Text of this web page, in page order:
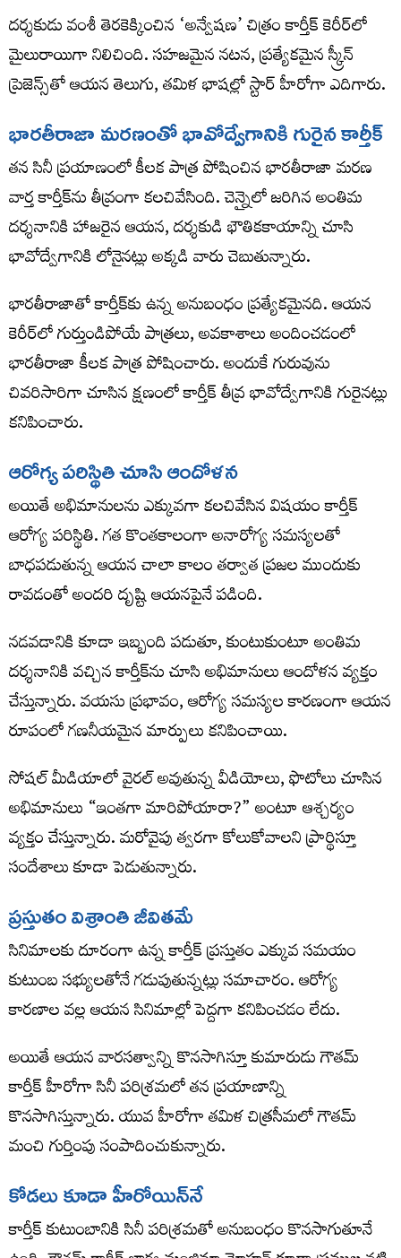
దర్శకుడు వంశీ తెరకెక్కించిన ‘అన్వేషణ’ చిత్రం కార్తీక్ కెరీర్‌లో
మైలురాయిగా నిలిచింది. సహజమైన నటన, ప్రత్యేకమైన స్క్రీన్
ప్రెజెన్స్‌తో ఆయన తెలుగు, తమిళ భాషల్లో స్టార్ హీరోగా ఎదిగారు.
భారతీరాజా మరణంతో భావోద్వేగానికి గురైన కార్తీక్
తన సినీ ప్రయాణంలో కీలక పాత్ర పోషించిన భారతీరాజా మరణ
వార్త కార్తీక్‌ను తీవ్రంగా కలచివేసింది. చెన్నైలో జరిగిన అంతిమ
దర్శనానికి హాజరైన ఆయన, దర్శకుడి భౌతికకాయాన్ని చూసి
భావోద్వేగానికి లోనైనట్లు అక్కడి వారు చెబుతున్నారు.
భారతీరాజాతో కార్తీక్‌కు ఉన్న అనుబంధం ప్రత్యేకమైనది. ఆయన
కెరీర్‌లో గుర్తుండిపోయే పాత్రలు, అవకాశాలు అందించడంలో
భారతీరాజా కీలక పాత్ర పోషించారు. అందుకే గురువును
చివరిసారిగా చూసిన క్షణంలో కార్తీక్ తీవ్ర భావోద్వేగానికి గురైనట్లు
కనిపించారు.
ఆరోగ్య పరిస్థితి చూసి ఆందోళన
అయితే అభిమానులను ఎక్కువగా కలచివేసిన విషయం కార్తీక్
ఆరోగ్య పరిస్థితి. గత కొంతకాలంగా అనారోగ్య సమస్యలతో
బాధపడుతున్న ఆయన చాలా కాలం తర్వాత ప్రజల ముందుకు
రావడంతో అందరి దృష్టి ఆయనపైనే పడింది.
నడవడానికి కూడా ఇబ్బంది పడుతూ, కుంటుకుంటూ అంతిమ
దర్శనానికి వచ్చిన కార్తీక్‌ను చూసి అభిమానులు ఆందోళన వ్యక్తం
చేస్తున్నారు. వయసు ప్రభావం, ఆరోగ్య సమస్యల కారణంగా ఆయన
రూపంలో గణనీయమైన మార్పులు కనిపించాయి.
సోషల్ మీడియాలో వైరల్ అవుతున్న వీడియోలు, ఫొటోలు చూసిన
అభిమానులు “ఇంతగా మారిపోయారా?” అంటూ ఆశ్చర్యం
వ్యక్తం చేస్తున్నారు. మరోవైపు త్వరగా కోలుకోవాలని ప్రార్థిస్తూ
సందేశాలు కూడా పెడుతున్నారు.
ప్రస్తుతం విశ్రాంతి జీవితమే
సినిమాలకు దూరంగా ఉన్న కార్తీక్ ప్రస్తుతం ఎక్కువ సమయం
కుటుంబ సభ్యులతోనే గడుపుతున్నట్లు సమాచారం. ఆరోగ్య
కారణాల వల్ల ఆయన సినిమాల్లో పెద్దగా కనిపించడం లేదు.
అయితే ఆయన వారసత్వాన్ని కొనసాగిస్తూ కుమారుడు గౌతమ్
కార్తీక్ హీరోగా సినీ పరిశ్రమలో తన ప్రయాణాన్ని
కొనసాగిస్తున్నారు. యువ హీరోగా తమిళ చిత్రసీమలో గౌతమ్
మంచి గుర్తింపు సంపాదించుకున్నారు.
కోడలు కూడా హీరోయిన్‌నే
కార్తీక్ కుటుంబానికి సినీ పరిశ్రమతో అనుబంధం కొనసాగుతూనే